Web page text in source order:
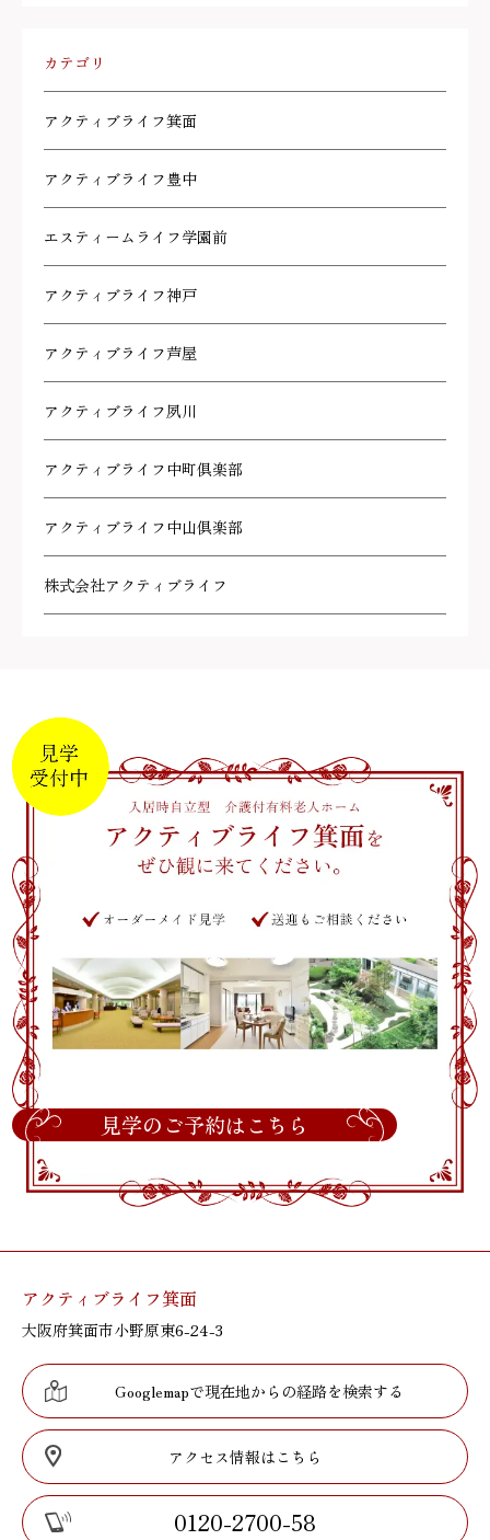
カテゴリ
アクティブライフ箕面
アクティブライフ豊中
エスティームライフ学園前
アクティブライフ神戸
アクティブライフ芦屋
アクティブライフ夙川
アクティブライフ中町倶楽部
アクティブライフ中山倶楽部
株式会社アクティブライフ
見学のご予約はこちら
アクティブライフ箕面
大阪府箕面市小野原東6-24-3
Googlemapで現在地からの経路を検索する
アクセス情報はこちら
0120-2700-58